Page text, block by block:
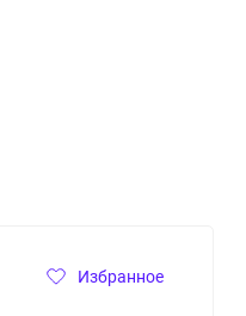
Избранное